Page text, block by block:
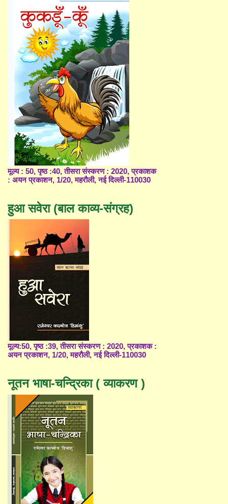
मूल्य : 50, पृष्ठ :40, तीसरा संस्करण : 2020, प्रकाशक
: अयन प्रकाशन, 1/20, महरौली, नई दिल्ली-110030
हुआ सवेरा (बाल काव्य-संग्रह)
मूल्य:50, पृष्ठ :39, तीसरा संस्करण : 2020, प्रकाशक :
अयन प्रकाशन, 1/20, महरौली, नई दिल्ली-110030
नूतन भाषा-चन्द्रिका ( व्याकरण )